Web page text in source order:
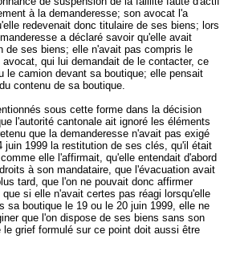
à la demanderesse; son avocat l'a
redevenait donc titulaire de ses biens; lors
a déclaré savoir qu'elle avait
de ses biens; elle n'avait pas compris le
qui lui demandait de le contacter, ce
le camion devant sa boutique; elle pensait
contenu de sa boutique.
sous cette forme dans la décision
l'autorité cantonale ait ignoré les éléments
que la demanderesse n'avait pas exigé
juin 1999 la restitution de ses clés, qu'il était
elle l'affirmait, qu'elle entendait d'abord
à son mandataire, que l'évacuation avait
tard, que l'on ne pouvait donc affirmer
si elle n'avait certes pas réagi lorsqu'elle
sa boutique le 19 ou le 20 juin 1999, elle ne
que l'on dispose de ses biens sans son
grief formulé sur ce point doit aussi être